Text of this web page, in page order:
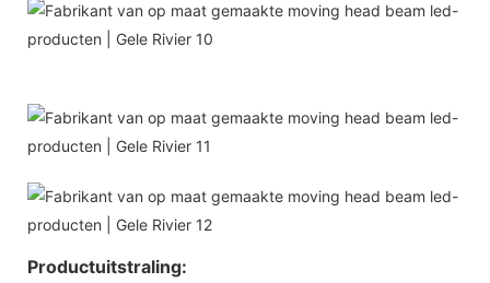
Productuitstraling: